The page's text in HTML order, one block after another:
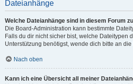
Dateianhänge
Welche Dateianhänge sind in diesem Forum
Die Board-Administration kann bestimmte
Falls du dir nicht sicher bist, welche Dateitypen
Unterstützung benötigst, wende dich bitte an
Nach oben
Kann ich eine Übersicht all meiner